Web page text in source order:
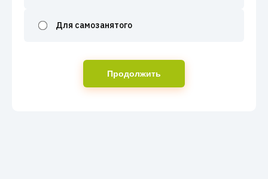
Для самозанятого
Продолжить